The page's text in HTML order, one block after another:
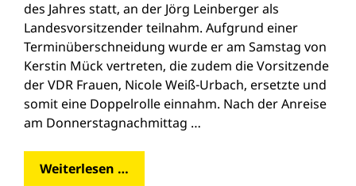
des Jahres statt, an der Jörg Leinberger als
Landesvorsitzender teilnahm. Aufgrund einer
Terminüberschneidung wurde er am Samstag von
Kerstin Mück vertreten, die zudem die Vorsitzende
der VDR Frauen, Nicole Weiß-Urbach, ersetzte und
somit eine Doppelrolle einnahm. Nach der Anreise
am Donnerstagnachmittag …
Weiterlesen …